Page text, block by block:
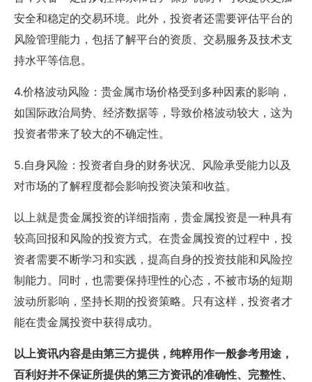
安全和稳定的交易环境。此外，投资者还需要评估平台的
风险管理能力，包括了解平台的资质、交易服务及技术支
持水平等信息。
4.价格波动风险：贵金属市场价格受到多种因素的影响，
如国际政治局势、经济数据等，导致价格波动较大，这为
投资者带来了较大的不确定性。
5.自身风险：投资者自身的财务状况、风险承受能力以及
对市场的了解程度都会影响投资决策和收益。
以上就是贵金属投资的详细指南，贵金属投资是一种具有
较高回报和风险的投资方式。在贵金属投资的过程中，投
资者需要不断学习和实践，提高自身的投资技能和风险控
制能力。同时，也需要保持理性的心态，不被市场的短期
波动所影响，坚持长期的投资策略。只有这样，投资者才
能在贵金属投资中获得成功。
以上资讯内容是由第三方提供，纯粹用作一般参考用途，
百利好并不保证所提供的第三方资讯的准确性、完整性、